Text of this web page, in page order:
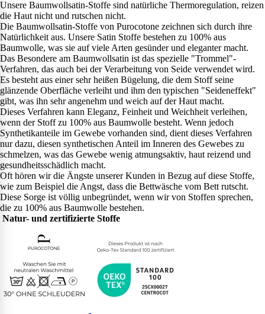
Unsere Baumwollsatin-Stoffe sind natürliche Thermoregulation, reizen
die Haut nicht und rutschen nicht.
Die Baumwollsatin-Stoffe von Purocotone zeichnen sich durch ihre
Natürlichkeit aus. Unsere Satin Stoffe bestehen zu 100% aus
Baumwolle, was sie auf viele Arten gesünder und eleganter macht.
Das Besondere am Baumwollsatin ist das spezielle "Trommel"-
Verfahren, das auch bei der Verarbeitung von Seide verwendet wird.
Es besteht aus einer sehr heißen Bügelung, die dem Stoff seine
glänzende Oberfläche verleiht und ihm den typischen "Seideneffekt"
gibt, was ihn sehr angenehm und weich auf der Haut macht.
Dieses Verfahren kann Eleganz, Feinheit und Weichheit verleihen,
wenn der Stoff zu 100% aus Baumwolle besteht. Wenn jedoch
Synthetikanteile im Gewebe vorhanden sind, dient dieses Verfahren
nur dazu, diesen synthetischen Anteil im Inneren des Gewebes zu
schmelzen, was das Gewebe wenig atmungsaktiv, haut reizend und
gesundheitsschädlich macht.
Oft hören wir die Ängste unserer Kunden in Bezug auf diese Stoffe,
wie zum Beispiel die Angst, dass die Bettwäsche vom Bett rutscht.
Diese Sorge ist völlig unbegründet, wenn wir von Stoffen sprechen,
die zu 100% aus Baumwolle bestehen.
Natur- und zertifizierte Stoffe